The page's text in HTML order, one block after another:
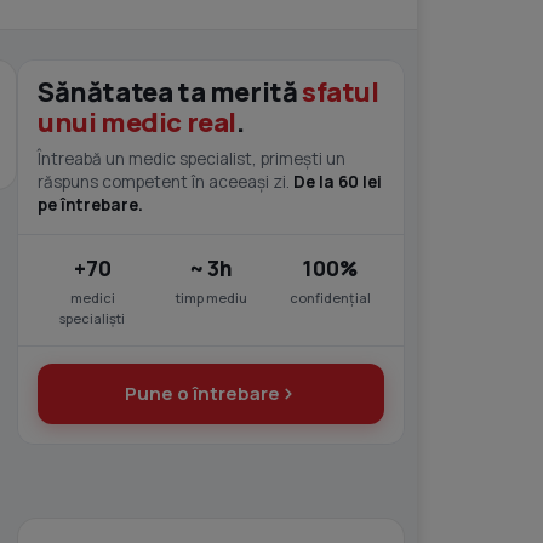
Sănătatea ta merităsfatul
unui medic real.
Întreabă un medic specialist, primești un
răspuns competent în aceeași zi. De la 60 lei
pe întrebare.
+70
medici
specialiști
~ 3h
timp mediu
100%
confidențial
Pune o întrebare